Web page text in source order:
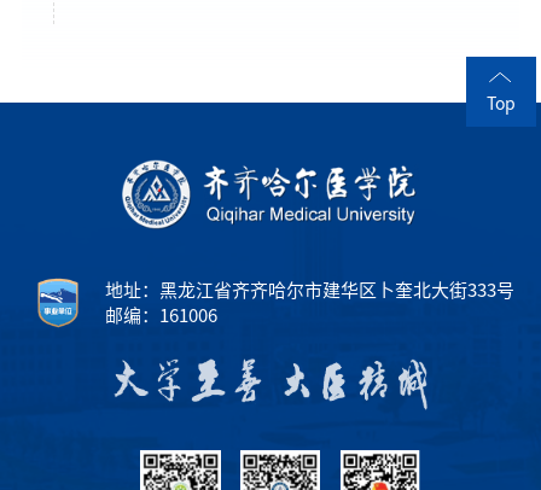
Top
地址：黑龙江省齐齐哈尔市建华区卜奎北大街333号
邮编：161006